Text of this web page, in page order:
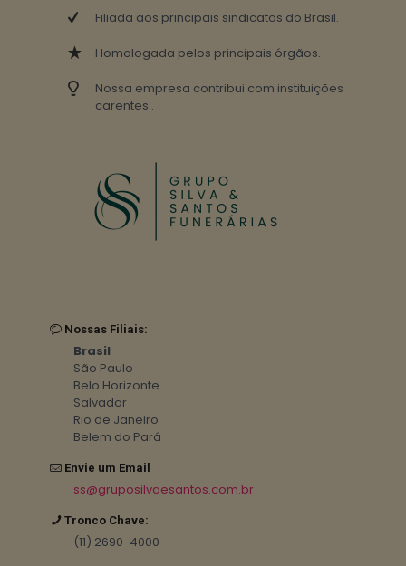
Filiada aos principais sindicatos do Brasil.
Homologada pelos principais órgãos.
Nossa empresa contribui com instituições
carentes .
Nossas Filiais:
Brasil
São Paulo
Belo Horizonte
Salvador
Rio de Janeiro
Belem do Pará
Envie um Email
ss@gruposilvaesantos.com.br
Tronco Chave:
(11) 2690-4000